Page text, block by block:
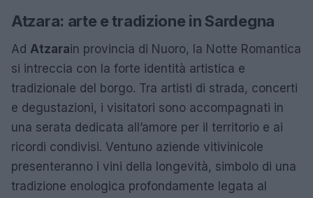
Atzara: arte e tradizione in Sardegna
Ad Atzarain provincia di Nuoro, la Notte Romantica
si intreccia con la forte identità artistica e
tradizionale del borgo. Tra artisti di strada, concerti
e degustazioni, i visitatori sono accompagnati in
una serata dedicata all’amore per il territorio e ai
ricordi condivisi. Ventuno aziende vitivinicole
presenteranno i vini della longevità, simbolo di una
tradizione enologica profondamente legata al